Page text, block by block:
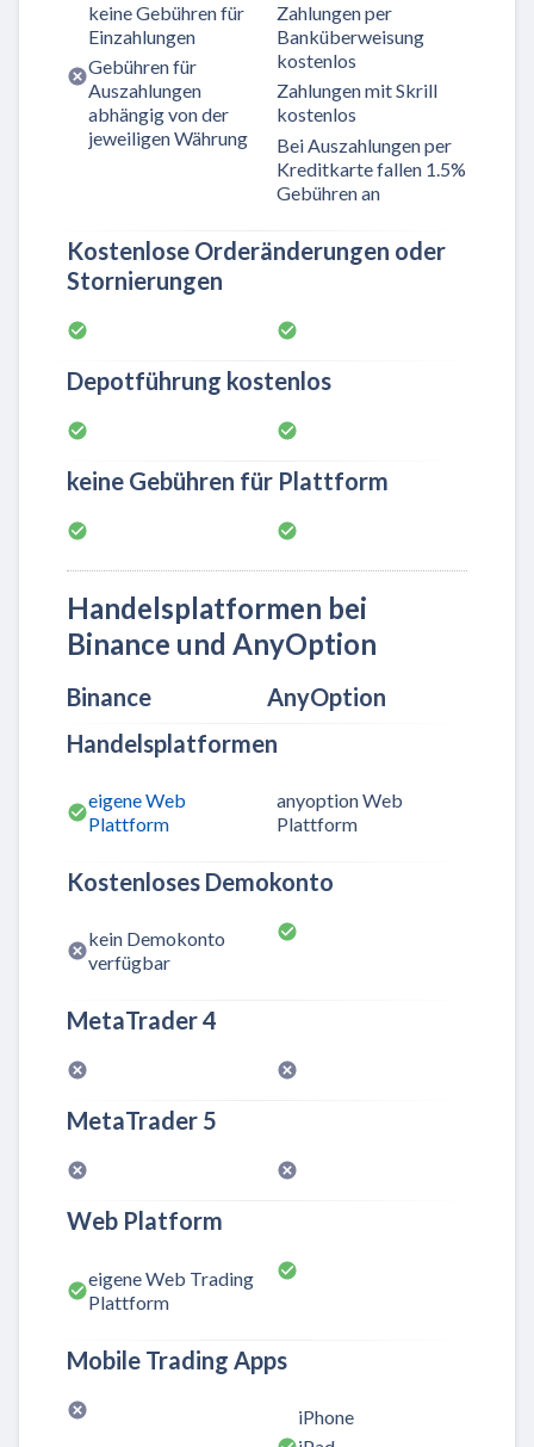
keine Gebühren für
Einzahlungen
Gebühren für
Auszahlungen
abhängig von der
jeweiligen Währung
Zahlungen per
Banküberweisung
kostenlos
Zahlungen mit Skrill
kostenlos
Bei Auszahlungen per
Kreditkarte fallen 1.5%
Gebühren an
Kostenlose Orderänderungen oder
Stornierungen
Depotführung kostenlos
keine Gebühren für Plattform
Handelsplatformen bei
Binance und AnyOption
Binance
AnyOption
Handelsplatformen
eigene Web
Plattform
anyoption Web
Plattform
Kostenloses Demokonto
kein Demokonto
verfügbar
MetaTrader 4
MetaTrader 5
Web Platform
eigene Web Trading
Plattform
Mobile Trading Apps
iPhone